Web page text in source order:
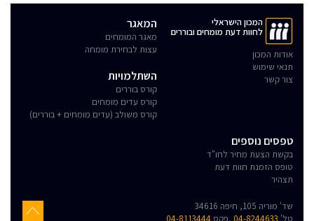
המכון הישראלי
לחוות דעת מומחים ובוררים
אודות המכון
תנאי שימוש
צור קשר
המאגר
מאגר המומחים
עצות לבחירת מומחה
השתלמויות
קורס בוררים
קורס עדים מומחים
קורס משולב (עדים מומחים + בוררים)
טפסים נוספים
בקשת הצעת מחיר לחו"ד
טופס הזמנת חוות דעת
תצהיר
שד' מוריה 105, חיפה 34616
טל' 04-8244633 ,פקס 04-8113444